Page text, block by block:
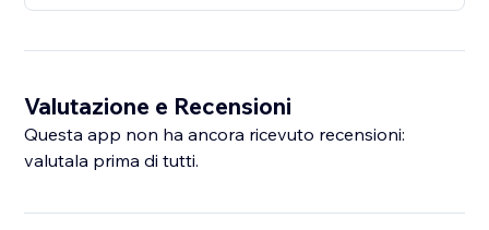
Valutazione e Recensioni
Questa app non ha ancora ricevuto recensioni:
valutala prima di tutti.